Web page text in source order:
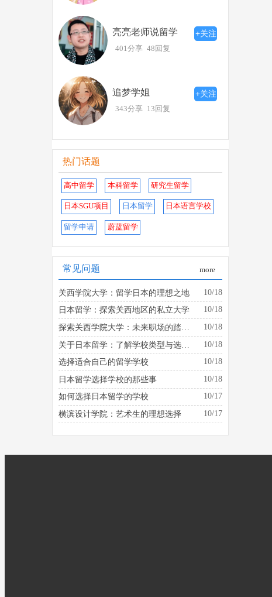
亮亮老师说留学 +关注
401分享 48回复
追梦学姐 +关注
343分享 13回复
热门话题
高中留学 本科留学 研究生留学
日本SGU项目 日本留学 日本语言学校
留学申请 蔚蓝留学
常见问题 more
关西学院大学：留学日本的理想之地
10/18
日本留学：探索关西地区的私立大学
10/18
10/18
10/18
选择适合自己的留学学校
10/18
日本留学选择学校的那些事
10/18
如何选择日本留学的学校
10/17
横滨设计学院：艺术生的理想选择
10/17